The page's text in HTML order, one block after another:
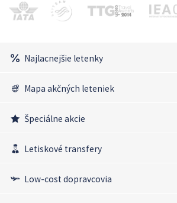
Najlacnejšie letenky
Mapa akčných leteniek
Špeciálne akcie
Letiskové transfery
Low-cost dopravcovia